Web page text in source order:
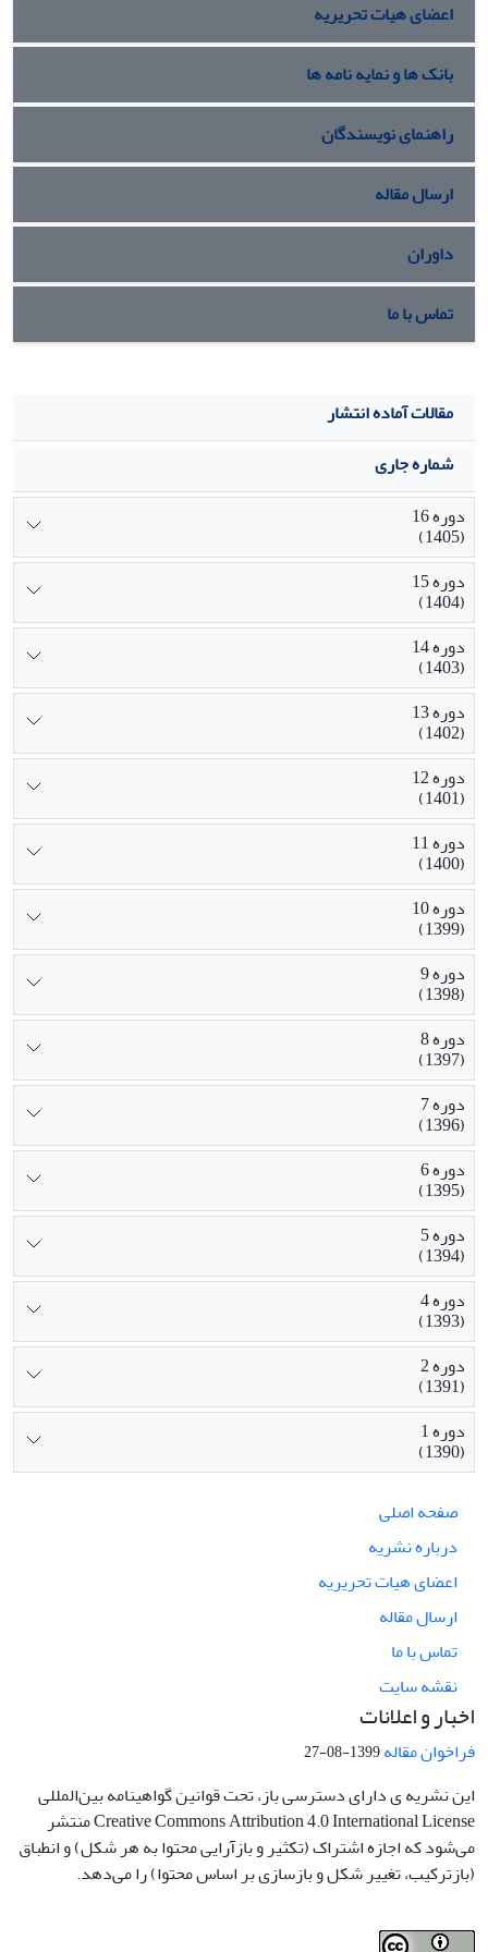
علاوه بر ماکزیمم سازی قابلیت اعتماد، مقادیر وزن و هزینه
مورد نیاز نیز حداقل می گردد.
اعضای هیات تحریریه
بانک ها و نمایه نامه ها
راهنمای نویسندگان
ارسال مقاله
داوران
تماس با ما
مقالات آماده انتشار
شماره جاری
دوره 16
(1405)
دوره 15
(1404)
دوره 14
(1403)
دوره 13
(1402)
دوره 12
(1401)
دوره 11
(1400)
دوره 10
(1399)
دوره 9
(1398)
دوره 8
(1397)
دوره 7
(1396)
دوره 6
(1395)
دوره 5
(1394)
دوره 4
(1393)
دوره 2
(1391)
دوره 1
(1390)
صفحه اصلی
درباره نشریه
اعضای هیات تحریریه
ارسال مقاله
تماس با ما
نقشه سایت
اخبار و اعلانات
فراخوان مقاله1399-08-27
این نشریه ی دارای دسترسی باز، تحت قوانین گواهینامه بین‌المللی
Creative Commons Attribution 4.0 International License منتشر
می‌شود که اجازه اشتراک (تکثیر و بازآرایی محتوا به هر شکل) و انطباق
(بازترکیب، تغییر شکل و بازسازی بر اساس محتوا) را می‌دهد.